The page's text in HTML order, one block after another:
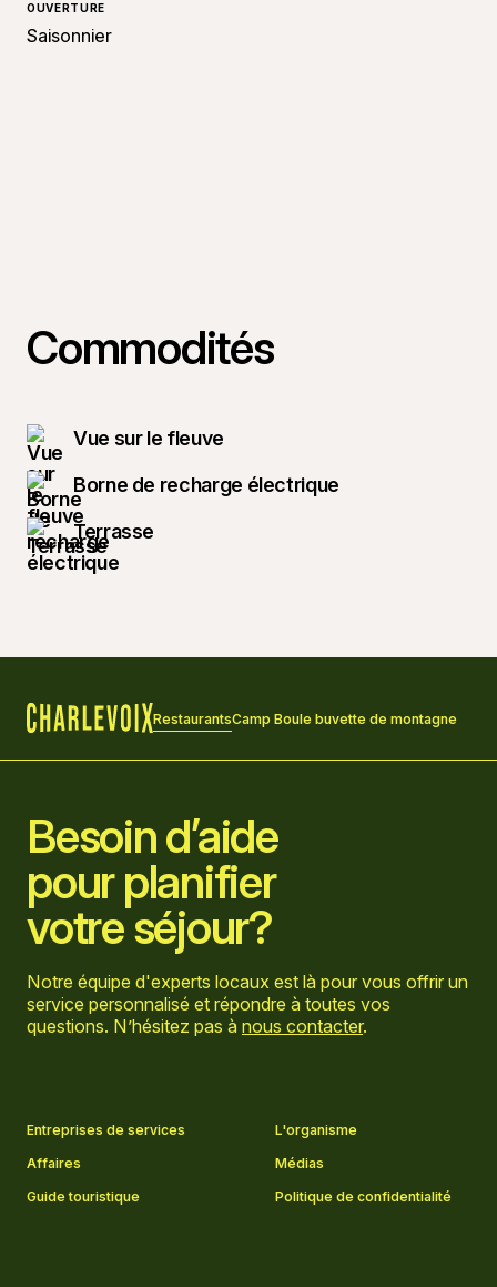
OUVERTURE
Saisonnier
Commodités
Vue sur le fleuve
Borne de recharge électrique
Terrasse
RestaurantsCamp Boule buvette de montagne
Besoin d’aide
pour planifier
votre séjour?
Notre équipe d'experts locaux est là pour vous offrir un
service personnalisé et répondre à toutes vos
questions. N’hésitez pas à nous contacter.
Entreprises de services
L'organisme
Affaires
Médias
Guide touristique
Politique de confidentialité